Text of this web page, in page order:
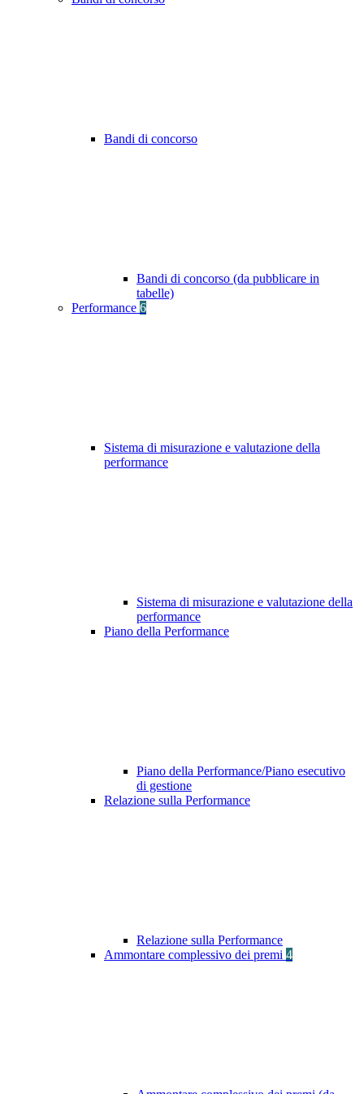
Bandi di concorso
Bandi di concorso (da pubblicare in
tabelle)
Performance 6
Sistema di misurazione e valutazione della
performance
Sistema di misurazione e valutazione della
performance
Piano della Performance
Piano della Performance/Piano esecutivo
di gestione
Relazione sulla Performance
Relazione sulla Performance
Ammontare complessivo dei premi 4